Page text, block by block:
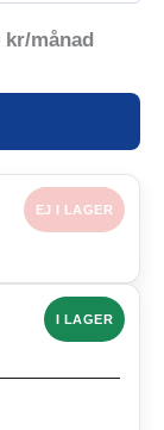
kr/månad
EJ I LAGER
I LAGER